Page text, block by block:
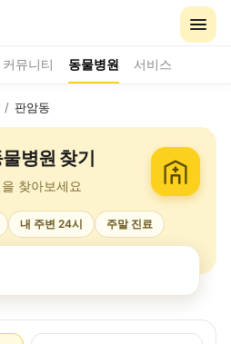
커뮤니티 동물병원 서비스
/ 판암동
병원 찾기
찾아보세요
내 주변 24시 주말 진료